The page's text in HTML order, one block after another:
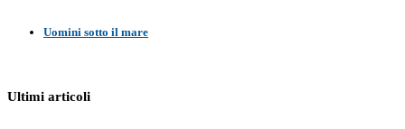
Uomini sotto il mare
Ultimi articoli